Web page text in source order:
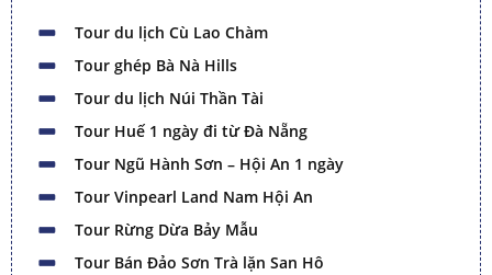
Tour du lịch Cù Lao Chàm
Tour ghép Bà Nà Hills
Tour du lịch Núi Thần Tài
Tour Huế 1 ngày đi từ Đà Nẵng
Tour Ngũ Hành Sơn – Hội An 1 ngày
Tour Vinpearl Land Nam Hội An
Tour Rừng Dừa Bảy Mẫu
Tour Bán Đảo Sơn Trà lặn San Hô